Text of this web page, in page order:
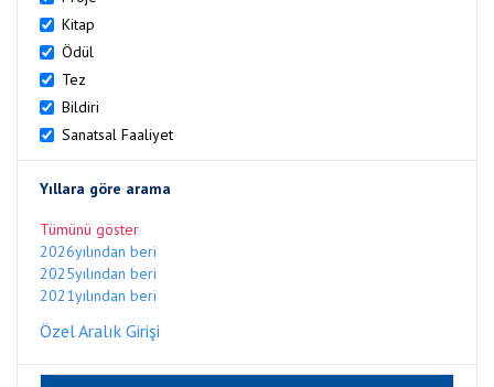
Kitap
Ödül
Tez
Bildiri
Sanatsal Faaliyet
Yıllara göre arama
Tümünü göster
2026yılından beri
2025yılından beri
2021yılından beri
Özel Aralık Girişi